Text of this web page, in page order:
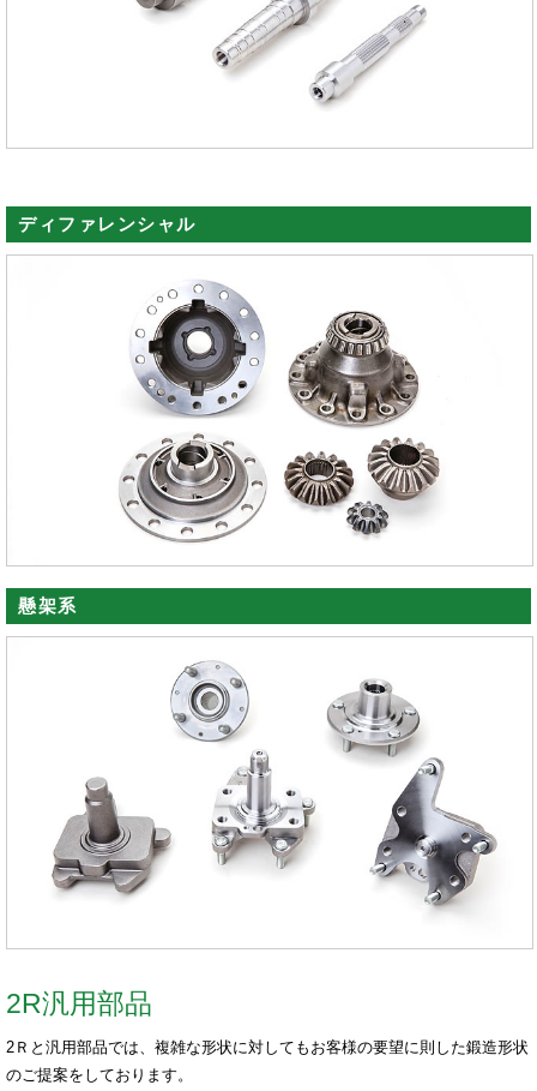
ディファレンシャル
懸架系
2R汎用部品
2Ｒと汎用部品では、複雑な形状に対してもお客様の要望に則した鍛造形状
のご提案をしております。